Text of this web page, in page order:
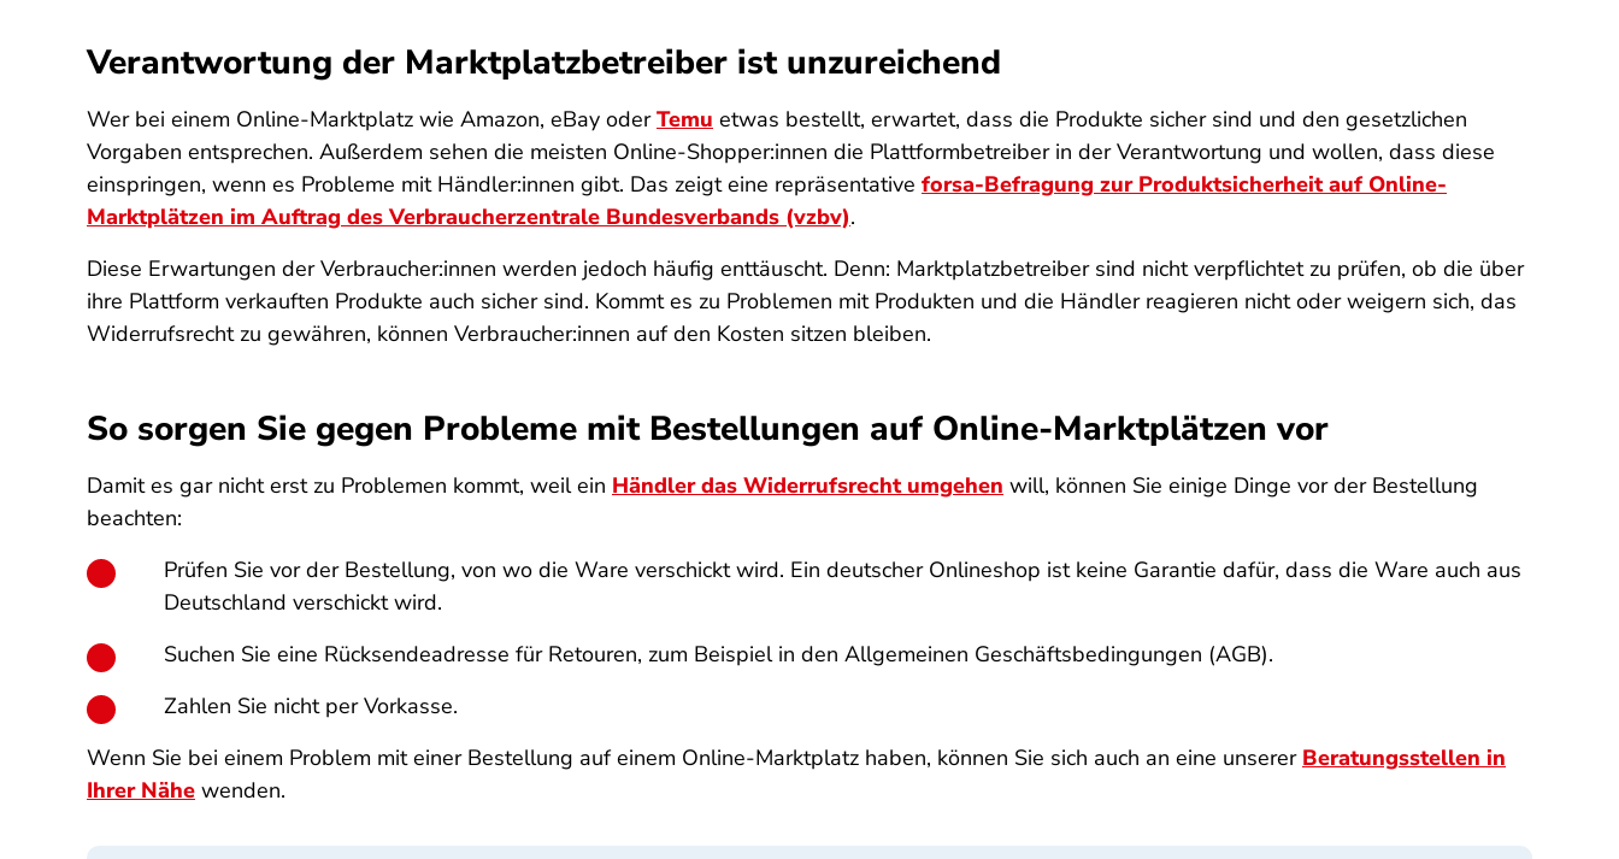
Verantwortung der Marktplatzbetreiber ist unzureichend
Wer bei einem Online-Marktplatz wie Amazon, eBay oderTemu etwas bestellt, erwartet, dass die Produkte sicher sind und den gesetzlichen
Vorgaben entsprechen. Außerdem sehen die meisten Online-Shopper:innen die Plattformbetreiber in der Verantwortung und wollen, dass diese
einspringen, wenn es Probleme mit Händler:innen gibt. Das zeigt eine repräsentative forsa-Befragung zur Produktsicherheit auf Online-
Marktplätzen im Auftrag des Verbraucherzentrale Bundesverbands (vzbv).
Diese Erwartungen der Verbraucher:innen werden jedoch häufig enttäuscht. Denn: Marktplatzbetreiber sind nicht verpflichtet zu prüfen, ob die über
ihre Plattform verkauften Produkte auch sicher sind. Kommt es zu Problemen mit Produkten und die Händler reagieren nicht oder weigern sich, das
Widerrufsrecht zu gewähren, können Verbraucher:innen auf den Kosten sitzen bleiben.
So sorgen Sie gegen Probleme mit Bestellungen auf Online-Marktplätzen vor
Damit es gar nicht erst zu Problemen kommt, weil ein Händler das Widerrufsrecht umgehen will, können Sie einige Dinge vor der Bestellung
beachten:
Prüfen Sie vor der Bestellung, von wo die Ware verschickt wird. Ein deutscher Onlineshop ist keine Garantie dafür, dass die Ware auch aus
Deutschland verschickt wird.
Suchen Sie eine Rücksendeadresse für Retouren, zum Beispiel in den Allgemeinen Geschäftsbedingungen (AGB).
Zahlen Sie nicht per Vorkasse.
Wenn Sie bei einem Problem mit einer Bestellung auf einem Online-Marktplatz haben, können Sie sich auch an eine unserer Beratungsstellen in
Ihrer Nähe wenden.